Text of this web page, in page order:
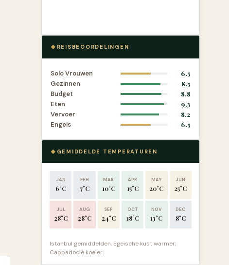
REISBEOORDELINGEN
Solo Vrouwen
6.5
Gezinnen
8.5
Budget
8.8
Eten
9.3
Vervoer
8.2
Engels
6.5
GEMIDDELDE TEMPERATUREN
JAN
6°C
FEB
7°C
MAR
10°C
APR
15°C
MAY
20°C
JUN
25°C
JUL
28°C
AUG
28°C
SEP
24°C
OCT
18°C
NOV
13°C
DEC
8°C
Istanbul gemiddelden. Egeïsche kust warmer;
Cappadocië koeler.